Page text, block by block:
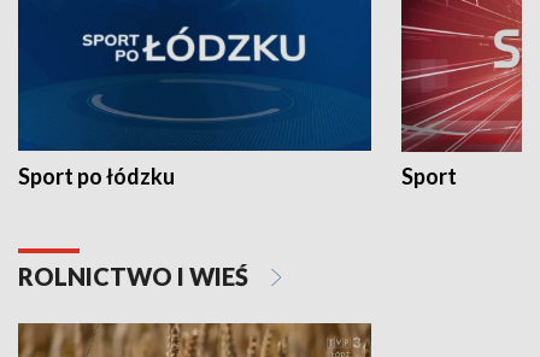
Sport po łódzku Sport
ROLNICTWO I WIEŚ